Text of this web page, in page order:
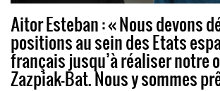
Aitor Esteban : « Nous devons
positions au sein des Etats
français jusqu’à réaliser notre
Zazpiak-Bat. Nous y sommes